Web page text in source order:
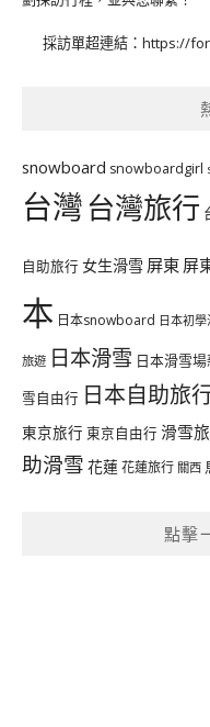
採訪單超連結： https://
snowboard snowboardgirl
台灣台灣旅行
自助旅行 女生滑雪 屏東 屏
本 日本snowboard 日本初
旅遊 日本滑雪 日本滑雪
雪自由行 日本自助旅
東京旅行 東京自由行 滑雪
助滑雪 花蓮花蓮旅行 關西
點擊